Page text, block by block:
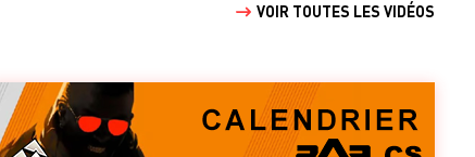
VOIR TOUTES LES VIDÉOS